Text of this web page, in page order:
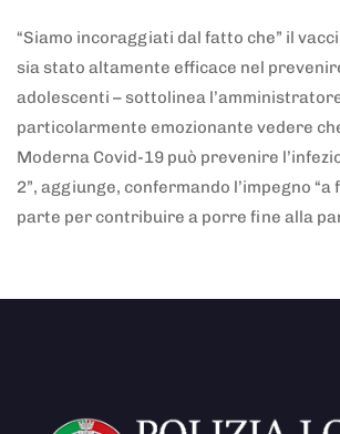
“Siamo incoraggiati dal fatto che” il
sia stato altamente efficace nel
adolescenti – sottolinea l’amministratore
particolarmente emozionante vedere
Moderna Covid-19 può prevenire
2”, aggiunge, confermando l’impegno
parte per contribuire a porre fine alla